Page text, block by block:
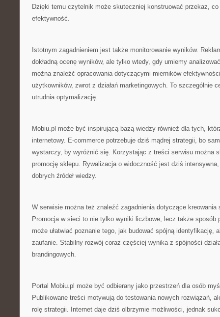
Dzięki temu czytelnik może skuteczniej konstruować przekaz, co
efektywność.
Istotnym zagadnieniem jest także monitorowanie wyników.
dokładną ocenę wyników, ale tylko wtedy, gdy umiemy
można znaleźć opracowania dotyczącymi mierników
użytkowników, zwrot z działań marketingowych. To szczególnie
utrudnia optymalizację.
Mobiu.pl może być inspirującą bazą wiedzy również dla tych,
internetowy. E-commerce potrzebuje dziś mądrej strategii, bo
wystarczy, by wyróżnić się. Korzystając z treści serwisu można
promocję sklepu. Rywalizacja o widoczność jest dziś
dobrych źródeł wiedzy.
W serwisie można też znaleźć zagadnienia dotyczące kreowania
Promocja w sieci to nie tylko wyniki liczbowe, lecz także sposób
może ułatwiać poznanie tego, jak budować spójną identyfikację,
zaufanie. Stabilny rozwój coraz częściej wynika z spójności
brandingowych.
Portal Mobiu.pl może być odbierany jako przestrzeń dla osób
Publikowane treści motywują do testowania nowych rozwiązań,
rolę strategii. Internet daje dziś olbrzymie możliwości, jednak